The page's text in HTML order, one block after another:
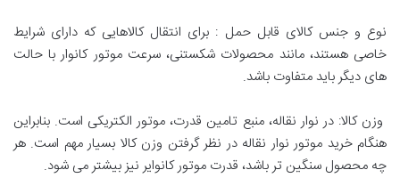
نوع و جنس کالای قابل حمل : برای انتقال کالاهایی که دارای شرایط
خاصی هستند، مانند محصولات شکستنی، سرعت موتور کانوار با حالت
های دیگر باید متفاوت باشد.
وزن کالا: در نوار نقاله، منبع تامین قدرت، موتور الکتریکی است. بنابراین
هنگام خرید موتور نوار نقاله در نظر گرفتن وزن کالا بسیار مهم است. هر
چه محصول سنگین تر باشد، قدرت موتور کانوایر نیز بیشتر می شود.